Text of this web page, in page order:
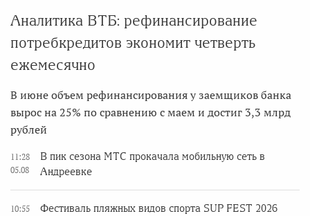
Аналитика ВТБ: рефинансирование
потребкредитов экономит четверть
ежемесячно
В июне объем рефинансирования у заемщиков банка
вырос на 25% по сравнению с маем и достиг 3,3 млрд
рублей
11:28
05.08
В пик сезона МТС прокачала мобильную сеть в
Андреевке
10:55
Фестиваль пляжных видов спорта SUP FEST 2026